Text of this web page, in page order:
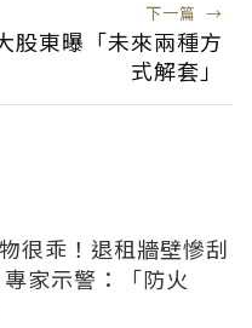
下一篇 →
股東曝「未來兩種方
式解套」
很乖！退租牆壁慘刮
家示警：「防火